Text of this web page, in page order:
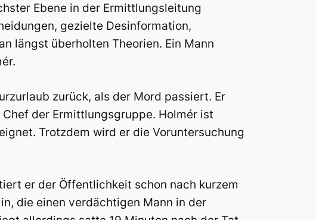
Ebene in der Ermittlungsleitung
gezielte Desinformation,
längst überholten Theorien. Ein Mann
zurück, als der Mord passiert. Er
der Ermittlungsgruppe. Holmér ist
Trotzdem wird er die Voruntersuchung
er der Öffentlichkeit schon nach kurzem
die einen verdächtigen Mann in der